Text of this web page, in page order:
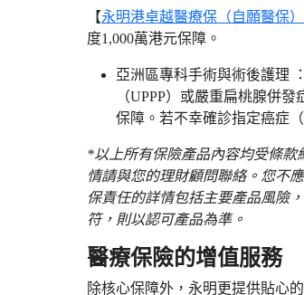
【永明港卓越醫療保（自願醫保）
度1,000萬港元保障。
亞洲區專科手術與術後護理
（UPPP）或嚴重扁桃腺併
保障。若不幸確診指定癌症
​​*以上所有保險產品內容均受條款
情請與您的理財顧問聯絡。您不
保責任的詳情包括主要產品風險
符，則以認可產品為準。​
醫療保險的增值服務​
​​除核心保障外，永明更提供貼心的​